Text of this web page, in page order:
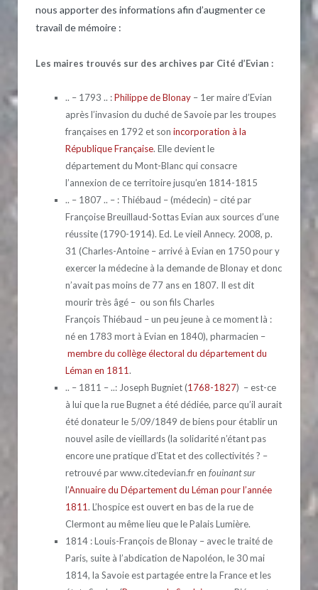
nous apporter des informations afin d’augmenter ce
travail de mémoire :
Les maires trouvés sur des archives par Cité d’Evian :
.. – 1793 .. :Philippe de Blonay – 1er maire d’Evian
après l’invasion du duché de Savoie par les troupes
françaises en 1792 et son incorporation à la
République Française. Elle devient le
département du Mont-Blanc qui consacre
l’annexion de ce territoire jusqu’en 1814-1815
.. – 1807 .. – : Thiébaud – (médecin) – cité par
Françoise Breuillaud-Sottas Evian aux sources d’une
réussite (1790-1914). Ed. Le vieil Annecy. 2008, p.
31 (Charles-Antoine – arrivé à Evian en 1750 pour y
exercer la médecine à la demande de Blonay et donc
n’avait pas moins de 77 ans en 1807. Il est dit
mourir très âgé – ou son fils Charles
François Thiébaud – un peu jeune à ce moment là :
né en 1783 mort à Evian en 1840), pharmacien –
membre du collège électoral du département du
Léman en 1811.
.. – 1811 – ..: Joseph Bugniet (1768-1827) – est-ce
à lui que la rue Bugnet a été dédiée, parce qu’il aurait
été donateur le 5/09/1849 de biens pour établir un
nouvel asile de vieillards (la solidarité n’étant pas
encore une pratique d’Etat et des collectivités ? –
retrouvé par www.citedevian.fr en fouinant sur
l’Annuaire du Département du Léman pour l’année
1811. L’hospice est ouvert en bas de la rue de
Clermont au même lieu que le Palais Lumière.
1814 : Louis-François de Blonay – avec le traité de
Paris, suite à l’abdication de Napoléon, le 30 mai
1814, la Savoie est partagée entre la France et les